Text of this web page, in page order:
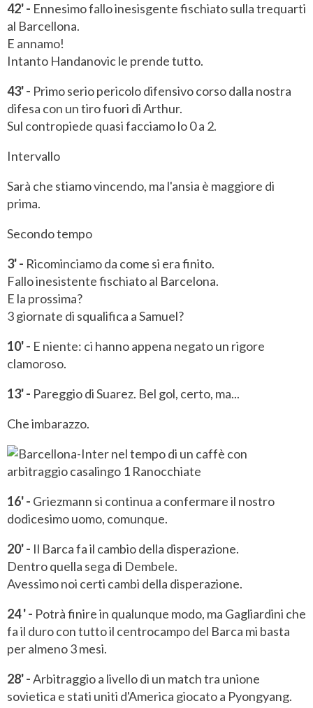
42' - Ennesimo fallo inesisgente fischiato sulla trequarti
al Barcellona.
E annamo!
Intanto Handanovic le prende tutto.
43' - Primo serio pericolo difensivo corso dalla nostra
difesa con un tiro fuori di Arthur.
Sul contropiede quasi facciamo lo 0 a 2.
Intervallo
Sarà che stiamo vincendo, ma l'ansia è maggiore di
prima.
Secondo tempo
3' - Ricominciamo da come si era finito.
Fallo inesistente fischiato al Barcelona.
E la prossima?
3 giornate di squalifica a Samuel?
10' - E niente: ci hanno appena negato un rigore
clamoroso.
13' - Pareggio di Suarez. Bel gol, certo, ma...
Che imbarazzo.
16' - Griezmann si continua a confermare il nostro
dodicesimo uomo, comunque.
20' - Il Barca fa il cambio della disperazione.
Dentro quella sega di Dembele.
Avessimo noi certi cambi della disperazione.
24 ' - Potrà finire in qualunque modo, ma Gagliardini che
fa il duro con tutto il centrocampo del Barca mi basta
per almeno 3 mesi.
28' -Arbitraggio a livello di un match tra unione
sovietica e stati uniti d'America giocato a Pyongyang.